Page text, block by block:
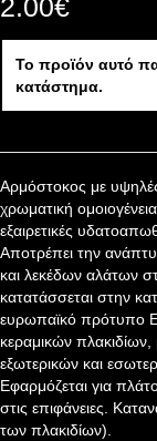
2.00€
Το προϊόν αυτό
κατάστημα.
Αρμόστοκος με υψηλές
χρωματική
εξαιρετικές
Αποτρέπει την
και λεκέδων αλάτων
κατατάσσεται στην
ευρωπαϊκό πρότυπο
κεραμικών
εξωτερικών και
Εφαρμόζεται για
στις επιφάνειες.
των πλακιδίων).